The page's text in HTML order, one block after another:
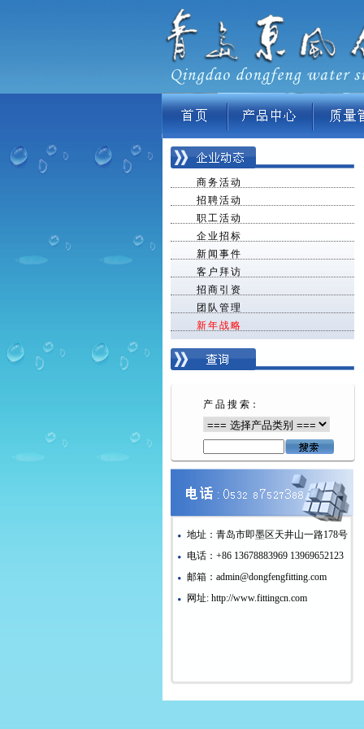
商务活动
招聘活动
职工活动
企业招标
新闻事件
客户拜访
招商引资
团队管理
新年战略
产 品 搜 索：
地址：青岛市即墨区天井山一路178号
电话：+86 13678883969 13969652123
邮箱：admin@dongfengfitting.com
网址: http://www.fittingcn.com